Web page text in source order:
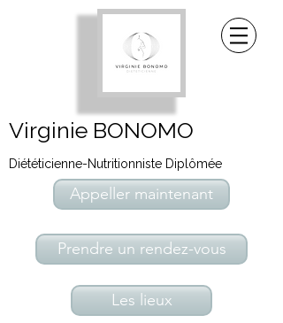
Virginie BONOMO
Diététicienne-Nutritionniste Diplômée
Appeller maintenant
Prendre un rendez-vous
Les lieux